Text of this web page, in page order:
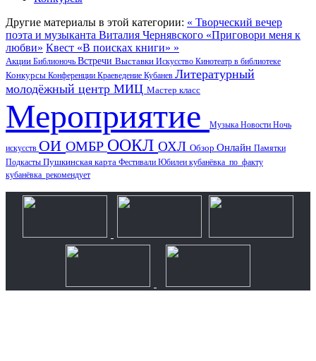
Другие материалы в этой категории: « Творческий вечер
поэта и музыканта Виталия Чернявского «Приговори меня к
любви» Квест «В поисках книги» »
Акции Библионочь Встречи Выставки Искусство Кинотеатр в библиотеке
Конкурсы Конференции Краеведение Кубанев Литературный
молодёжный центр МИЦ Мастер класс
Мероприятие Музыка Новости Ночь
искусств ОИ ОМБР ООКЛ ОХЛ Обзор Онлайн Памятки
Подкасты Пушкинская карта Фестивали Юбилеи кубанёвка_по_факту
кубанёвка_рекомендует